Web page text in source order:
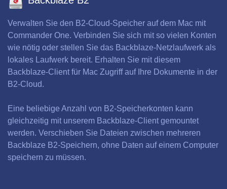
Verwalten Sie den B2-Cloud-Speicher auf dem Mac mit
Commander One. Verbinden Sie sich mit so vielen Konten
wie nötig oder stellen Sie das Backblaze-Netzlaufwerk als
lokales Laufwerk bereit. Erhalten Sie mit diesem
Backblaze-Client für Mac Zugriff auf Ihre Dokumente in der
B2-Cloud.
Eine beliebige Anzahl von B2-Speicherkonten kann
gleichzeitig mit unserem Backblaze-Client gemountet
werden. Verschieben Sie Dateien zwischen mehreren
Backblaze B2-Speichern, ohne Daten auf einem Computer
speichern zu müssen.